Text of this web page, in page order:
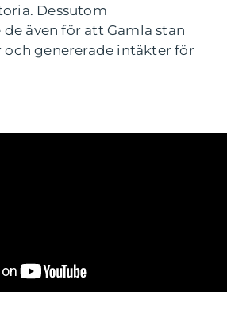
Dessutom
även för att Gamla stan
genererade intäkter för